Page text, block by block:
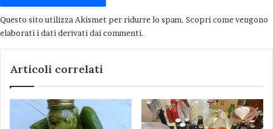
Questo sito utilizza Akismet per ridurre lo spam. Scopri come vengono
elaborati i dati derivati dai commenti.
Articoli correlati